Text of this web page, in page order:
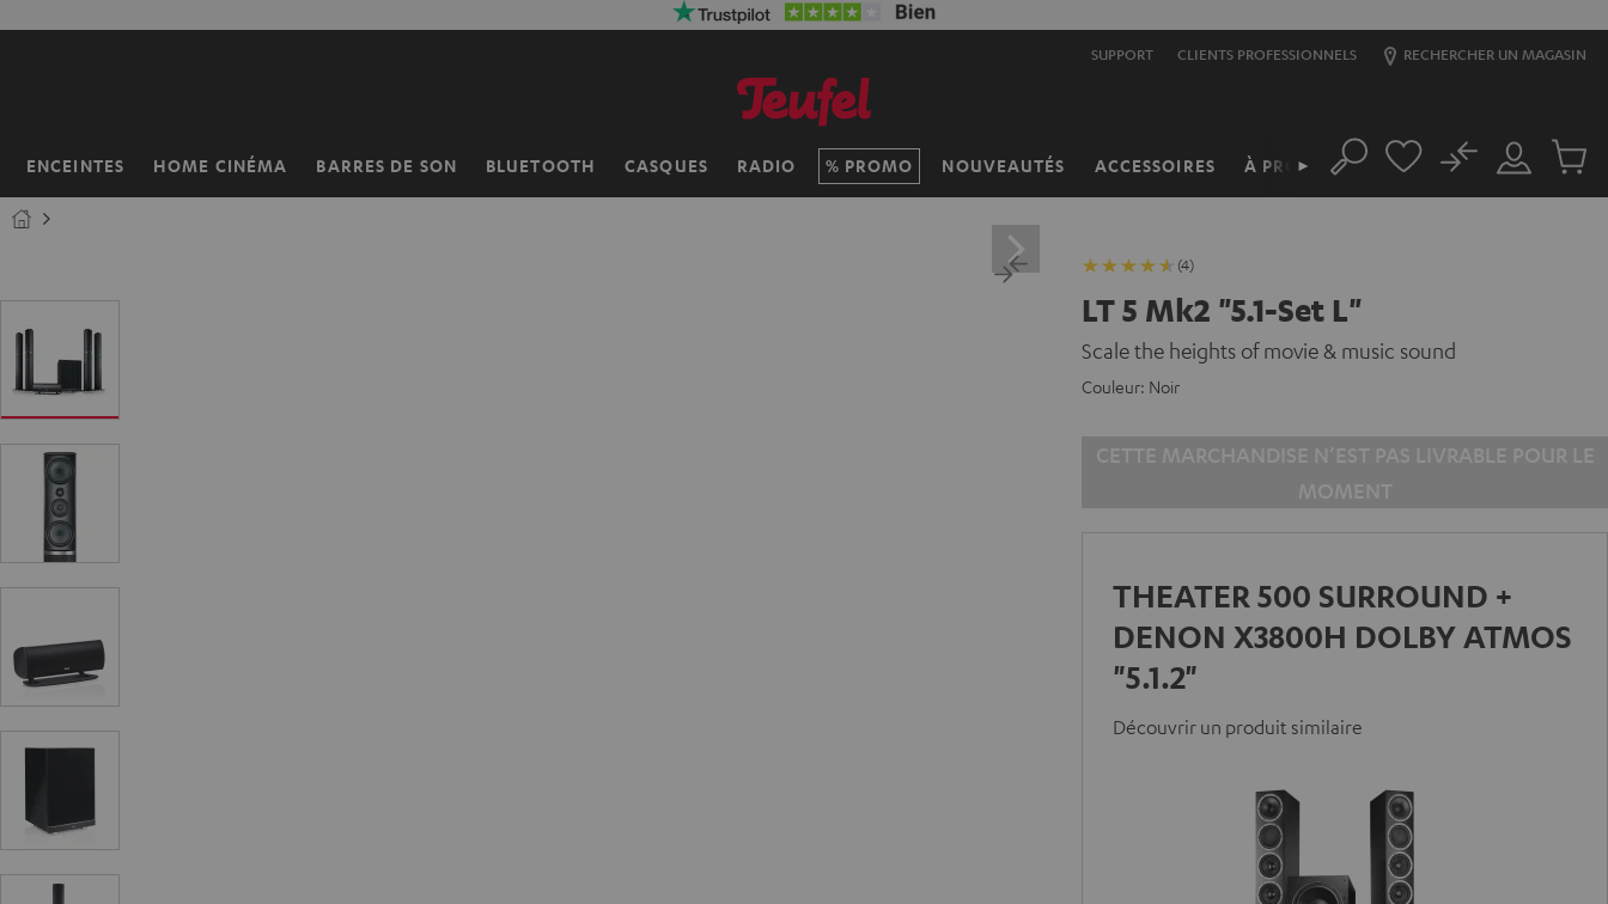
SUPPORT CLIENTS PROFESSIONNELS RECHERCHER UN MAGASIN
ENCEINTES HOME CINÉMA BARRES DE SON BLUETOOTH CASQUES RADIO PROMO NOUVEAUTÉS ACCESSOIRES À PROPOS
►
Page
d’accueil
Rechercher
Mon
compte
No
(4)
LT 5 Mk2 "5.1-Set L"
Scale the heights of movie & music sound
Couleur: Noir
THEATER 500 SURROUND +
DENON X3800H DOLBY ATMOS
"5.1.2"
Découvrir un produit similaire